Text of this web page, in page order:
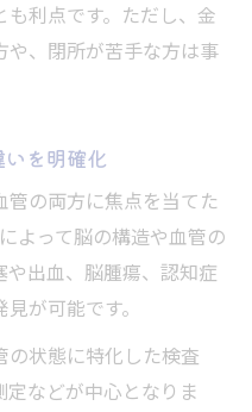
利点です。ただし、金
、閉所が苦手な方は事
を明確化
の両方に焦点を当てた
よって脳の構造や血管の
出血、脳腫瘍、認知症
が可能です。
状態に特化した検査
などが中心となりま